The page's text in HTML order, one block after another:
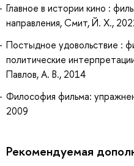
Главное в истории кино :
направления, Смит, Й. Х.,
Постыдное удовольствие :
политические
Павлов, А. В., 2014
Философия фильма:
2009
Рекомендуемая